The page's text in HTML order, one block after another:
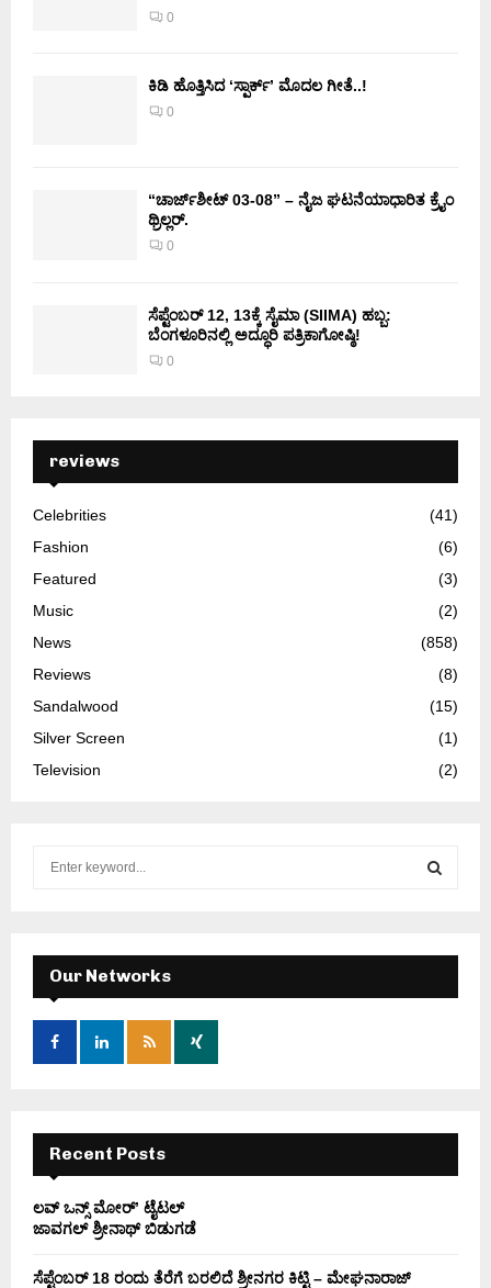
0
ಕಿಡಿ‌‌ ಹೊತ್ತಿಸಿದ ‘ಸ್ಪಾರ್ಕ್’ ಮೊದಲ‌ ಗೀತೆ..!
0
“ಚಾರ್ಜ್‌ಶೀಟ್ 03-08” – ನೈಜ ಘಟನೆಯಾಧಾರಿತ ಕ್ರೈಂ
ಥ್ರಿಲ್ಲರ್.
0
ಸೆಪ್ಟೆಂಬರ್ 12, 13ಕ್ಕೆ ಸೈಮಾ (SIIMA) ಹಬ್ಬ:
ಬೆಂಗಳೂರಿನಲ್ಲಿ ಅದ್ಧೂರಿ ಪತ್ರಿಕಾಗೋಷ್ಠಿ!
0
reviews
Celebrities
(41)
Fashion
(6)
Featured
(3)
Music
(2)
News
(858)
Reviews
(8)
Sandalwood
(15)
Silver Screen
(1)
Television
(2)
f
o
:
E
A
H
Our Networks
Recent Posts
ಲವ್ ಒನ್ಸ್ ಮೋರ್’ ಟೈಟಲ್
ಜಾವಗಲ್ ಶ್ರೀನಾಥ್ ಬಿಡುಗಡೆ
ಸೆಪ್ಟೆಂಬರ್ 18 ರಂದು ತೆರೆಗೆ ಬರಲಿದೆ ಶ್ರೀನಗರ ಕಿಟ್ಟಿ – ಮೇಘನಾರಾಜ್